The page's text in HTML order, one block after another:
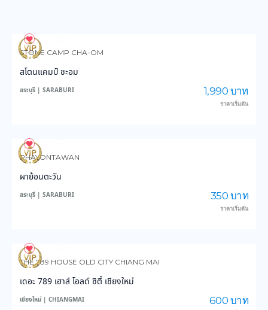
119
STONE CAMP CHA-OM
สโตนแคมป์ ชะอม
สระบุรี | SARABURI 1,990 บาท
ราคาเริ่มต้น
235
PHAYONTAWAN
ผาย้อนตะวัน
สระบุรี | SARABURI 350 บาท
ราคาเริ่มต้น
146
THE 789 HOUSE OLD CITY CHIANG MAI
เดอะ 789 เฮาส์ โอลด์ ซิตี้ เชียงใหม่
เชียงใหม่ | CHIANGMAI 600 บาท